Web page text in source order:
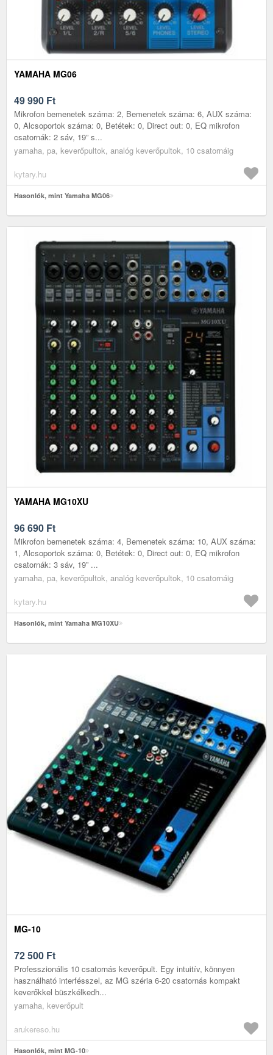
YAMAHA MG06
49 990 Ft
Mikrofon bemenetek száma: 2, Bemenetek száma: 6, AUX száma:
0, Alcsoportok száma: 0, Betétek: 0, Direct out: 0, EQ mikrofon
csatornák: 2 sáv, 19” s...
yamaha, pa, keverőpultok, analóg keverőpultok, 10 csatornáig
kytary.hu
Hasonlók, mint Yamaha MG06
YAMAHA MG10XU
96 690 Ft
Mikrofon bemenetek száma: 4, Bemenetek száma: 10, AUX száma:
1, Alcsoportok száma: 0, Betétek: 0, Direct out: 0, EQ mikrofon
csatornák: 3 sáv, 19” ...
yamaha, pa, keverőpultok, analóg keverőpultok, 10 csatornáig
kytary.hu
Hasonlók, mint Yamaha MG10XU
MG-10
72 500 Ft
Professzionális 10 csatornás keverőpult. Egy intuitív, könnyen
használható interfésszel, az MG széria 6-20 csatornás kompakt
keverőkkel büszkélkedh...
yamaha, keverőpult
arukereso.hu
Hasonlók, mint MG-10